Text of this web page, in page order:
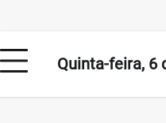
Quinta-feira, 6